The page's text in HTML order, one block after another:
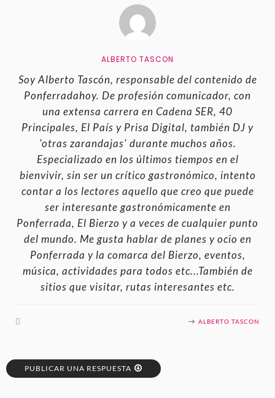
ALBERTO TASCON
Soy Alberto Tascón, responsable del contenido de
Ponferradahoy. De profesión comunicador, con
una extensa carrera en Cadena SER, 40
Principales, El País y Prisa Digital, también DJ y
'otras zarandajas' durante muchos años.
Especializado en los últimos tiempos en el
bienvivir, sin ser un crítico gastronómico, intento
contar a los lectores aquello que creo que puede
ser interesante gastronómicamente en
Ponferrada, El Bierzo y a veces de cualquier punto
del mundo. Me gusta hablar de planes y ocio en
Ponferrada y la comarca del Bierzo, eventos,
música, actividades para todos etc...También de
sitios que visitar, rutas interesantes etc.
ALBERTO TASCON
PUBLICAR UNA RESPUESTA